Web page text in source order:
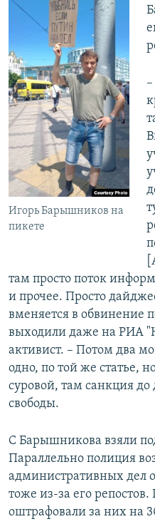
Игорь Барышников на
пикете
там просто поток
и прочее. Просто
вменяется в обвинение
выходили даже на РИА
активист. – Потом два
одно, по той же статье,
суровой, там санкция
свободы.
С Барышникова взяли
Параллельно полиция
административных дел
тоже из-за его
оштрафовали за них на